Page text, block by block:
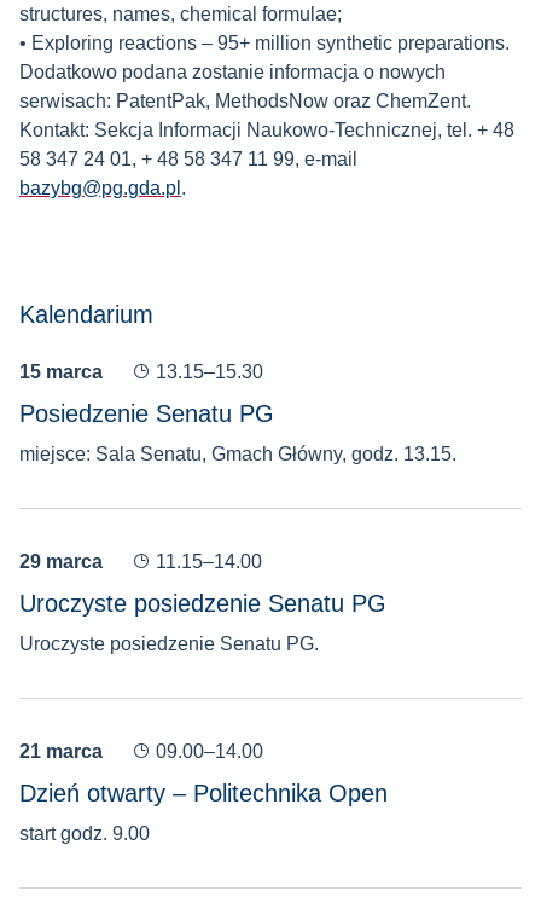
structures, names, chemical formulae;
• Exploring reactions – 95+ million synthetic preparations.
Dodatkowo podana zostanie informacja o nowych
serwisach: PatentPak, MethodsNow oraz ChemZent.
Kontakt: Sekcja Informacji Naukowo-Technicznej, tel. + 48
58 347 24 01, + 48 58 347 11 99, e-mail
bazybg@pg.gda.pl .
Kalendarium
15 marca 13.15–15.30
Posiedzenie Senatu PG
miejsce: Sala Senatu, Gmach Główny, godz. 13.15.
29 marca 11.15–14.00
Uroczyste posiedzenie Senatu PG
Uroczyste posiedzenie Senatu PG.
21 marca 09.00–14.00
Dzień otwarty – Politechnika Open
start godz. 9.00